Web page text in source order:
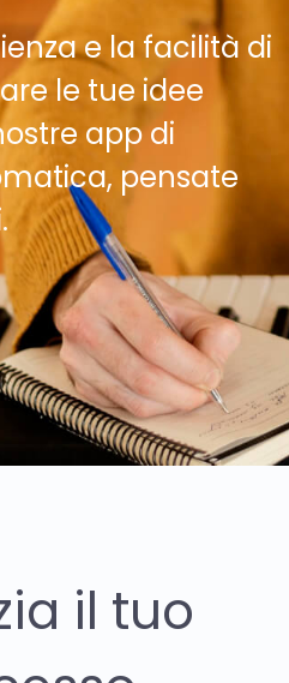
e la facilità di
le tue idee
app di
pensate
il tuo